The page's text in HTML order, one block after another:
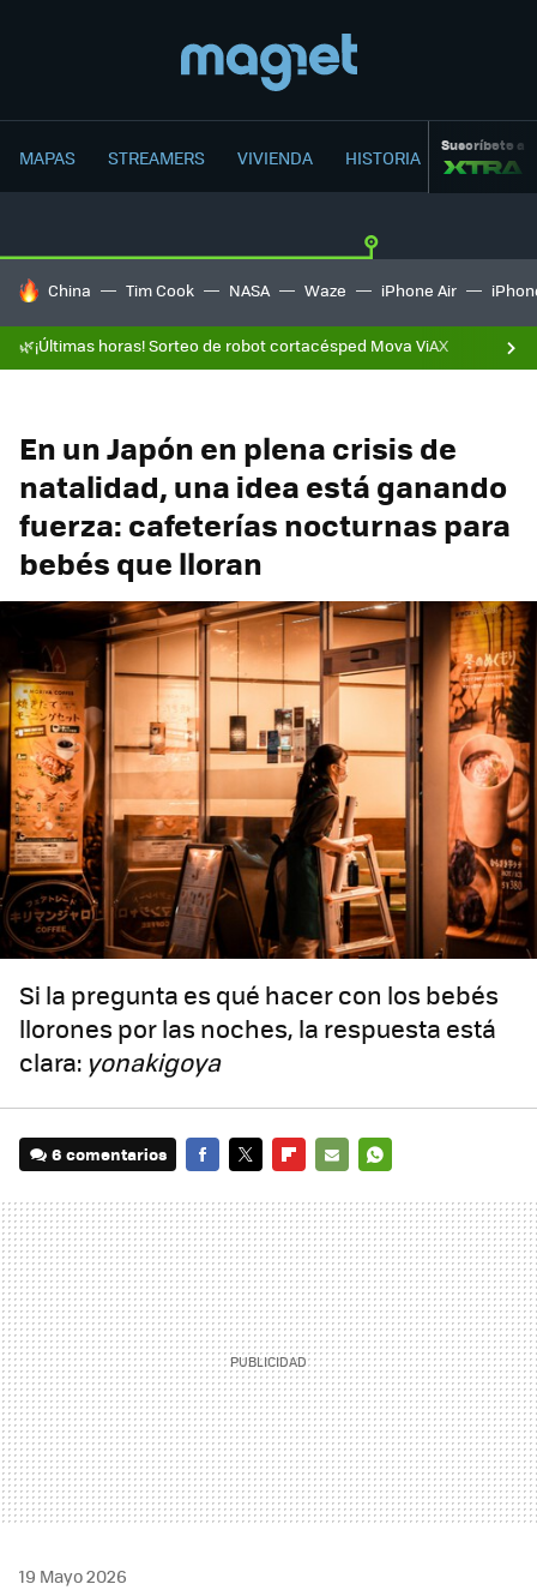
MAPAS STREAMERS VIVIENDA HISTORIA Suscríbete a
HOY SE HABLA DE
China Tim Cook NASA Waze iPhone Air
🌿¡Últimas horas! Sorteo de robot cortacésped Mova ViAX
En un Japón en plena crisis de
natalidad, una idea está ganando
fuerza: cafeterías nocturnas para
bebés que lloran
Si la pregunta es qué hacer con los bebés
llorones por las noches, la respuesta está
clara: yonakigoya
6 comentarios
MAIL
19 Mayo 2026